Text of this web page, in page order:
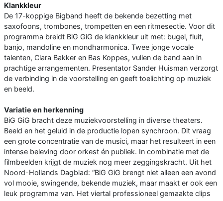
Klankkleur
De 17-koppige Bigband heeft de bekende bezetting met
saxofoons, trombones, trompetten en een ritmesectie. Voor dit
programma breidt BiG GiG de klankkleur uit met: bugel, fluit,
banjo, mandoline en mondharmonica. Twee jonge vocale
talenten, Clara Bakker en Bas Koppes, vullen de band aan in
prachtige arrangementen. Presentator Sander Huisman verzorgt
de verbinding in de voorstelling en geeft toelichting op muziek
en beeld.
Variatie en herkenning
BiG GiG bracht deze muziekvoorstelling in diverse theaters.
Beeld en het geluid in de productie lopen synchroon. Dit vraag
een grote concentratie van de musici, maar het resulteert in een
intense beleving door orkest én publiek. In combinatie met de
filmbeelden krijgt de muziek nog meer zeggingskracht. Uit het
Noord-Hollands Dagblad: “BiG GiG brengt niet alleen een avond
vol mooie, swingende, bekende muziek, maar maakt er ook een
leuk programma van. Het viertal professioneel gemaakte clips